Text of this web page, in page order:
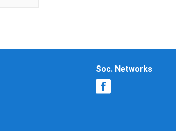
Soc. Networks